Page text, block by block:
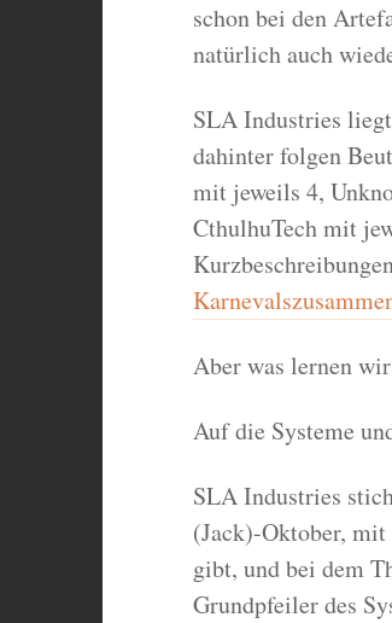
schon bei den
natürlich auch
SLA Industries
dahinter folgen
mit jeweils 4,
CthulhuTech mit
Aber was lernen
Auf die Systeme
SLA Industries
(Jack)-Oktober,
gibt, und bei dem
Grundpfeiler des